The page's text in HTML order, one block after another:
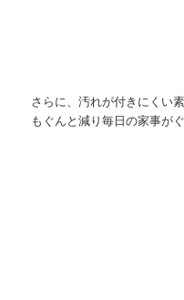
さらに、汚れが付きにくい
もぐんと減り毎日の家事が